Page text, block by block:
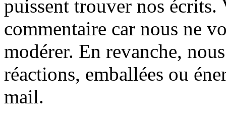
puissent trouver nos écrits.
commentaire car nous ne
modérer. En revanche,
réactions, emballées ou
mail.